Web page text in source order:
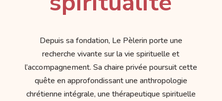
Depuis sa fondation, Le Pèlerin porte une
recherche vivante sur la vie spirituelle et
l’accompagnement. Sa chaire privée poursuit cette
quête en approfondissant une anthropologie
chrétienne intégrale, une thérapeutique spirituelle